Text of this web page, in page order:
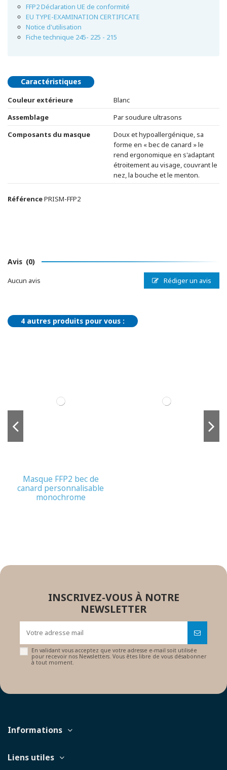
FFP2 Déclaration UE de conformité
EU TYPE-EXAMINATION CERTIFICATE
Notice d'utilisation
Fiche technique 245- 225 - 215
Caractéristiques
Couleur extérieure
Blanc
Assemblage
Par soudure ultrasons
Composants du masque
Doux et hypoallergénique, sa
forme en « bec de canard » le
rend ergonomique en s'adaptant
étroitement au visage, couvrant le
nez, la bouche et le menton.
RéférencePRISM-FFP2
Avis (0)
Aucun avis Rédiger un avis
4 autres produits pour vous :
Masque FFP2 bec de
canard personnalisable
monochrome
INSCRIVEZ-VOUS À NOTRE
NEWSLETTER
En validant vous acceptez que votre adresse e-mail soit utilisée
pour recevoir nos Newsletters. Vous êtes libre de vous désabonner
à tout moment.
Informations
Liens utiles